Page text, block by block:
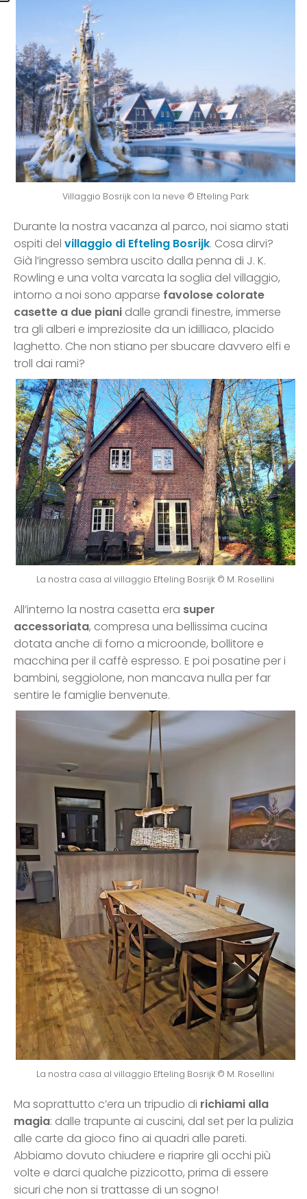
Villaggio Bosrijk con la neve © Efteling Park
Durante la nostra vacanza al parco, noi siamo stati
ospiti del villaggio di Efteling Bosrijk. Cosa dirvi?
Già l’ingresso sembra uscito dalla penna di J. K.
Rowling e una volta varcata la soglia del villaggio,
intorno a noi sono apparse favolose colorate
casette a due piani dalle grandi finestre, immerse
tra gli alberi e impreziosite da un idilliaco, placido
laghetto. Che non stiano per sbucare davvero elfi e
troll dai rami?
La nostra casa al villaggio Efteling Bosrijk © M. Rosellini
All’interno la nostra casetta era super
accessoriata, compresa una bellissima cucina
dotata anche di forno a microonde, bollitore e
macchina per il caffè espresso. E poi posatine per i
bambini, seggiolone, non mancava nulla per far
sentire le famiglie benvenute.
La nostra casa al villaggio Efteling Bosrijk © M. Rosellini
Ma soprattutto c’era un tripudio di richiami alla
magia: dalle trapunte ai cuscini, dal set per la pulizia
alle carte da gioco fino ai quadri alle pareti.
Abbiamo dovuto chiudere e riaprire gli occhi più
volte e darci qualche pizzicotto, prima di essere
sicuri che non si trattasse di un sogno!